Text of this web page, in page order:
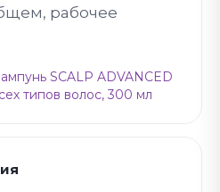
рабочее
SCALP ADVANCED
типов волос, 300 мл